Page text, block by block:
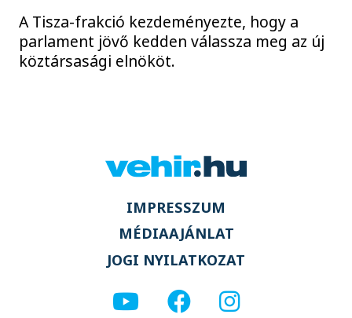
A Tisza-frakció kezdeményezte, hogy a
parlament jövő kedden válassza meg az új
köztársasági elnököt.
IMPRESSZUM
MÉDIAAJÁNLAT
JOGI NYILATKOZAT